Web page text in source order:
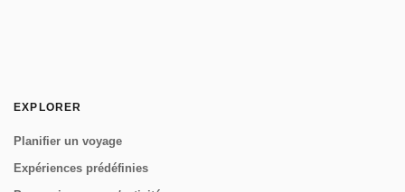
EXPLORER
Planifier un voyage
Expériences prédéfinies